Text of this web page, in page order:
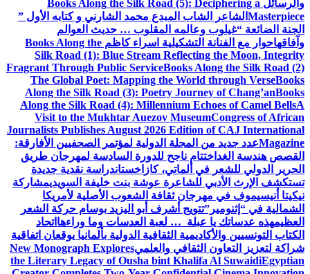
والرسائل Books Along the Silk Road (5): Deciphering a
Masterpiece الشاعر الشاب المبدع محمد الشارني و كتابه الأول ”
الجنة الضائعة “غيلوب وعالمه المقلوب … حديث العوالم
وآفاقهاحوار مع الفنانة التشكيلية اسراء كاظم Books Along the
Silk Road (1): Blue Stream Reflecting the Moon, Integrity
Fragrant Through Public ServiceBooks Along the Silk Road (2)
The Global Poet: Mapping the World through VerseBooks
Along the Silk Road (3): Poetry Journey of Chang’anBooks
Along the Silk Road (4): Millennium Echoes of Camel BellsA
Visit to the Mukhtar Auezov MuseumCongress of African
Journalists Publishes August 2026 Edition of CAJ International
Magazineعدد جديد من المجلة الدولية لمؤتمر الصحفيين الأفارقة:
القصص هندسة الغد اختتام ناجح للدورة السادسة لمهرجان طريق
الحرير الدولي للشعر في ألماتي، كازاخستاندراسة نقدية جديدة
تستكشف الإرث الأدبي للشاعرة عوشة بنت خليفة السويديمشاركة
نيكيتا أنيسيموف في مهرجان ثقافة الشعوب الأصلية لأمريكا
الشمالية في “إثنومير”تتويج أشرف أبو اليزيد بوسام حركة الشعر
العظيمهذه عدساتك يا عبلة … لعبة العدسات وما وراءها اتحاد
الكتاب التونسيين والأكاديمية الثقافية الدولية بألمانيا يوقعان اتفاقية
شراكة لتعزيز التعاون الثقافي والعلميNew Monograph Explores
the Literary Legacy of Ousha bint Khalifa Al SuwaidiEgyptian